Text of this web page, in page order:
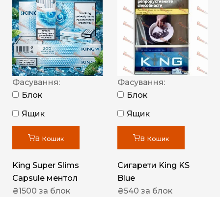
Фасування:
Блок
Ящик
В Кошик
King Super Slims
Capsule ментол
₴1500 за блок
Фасування:
Блок
Ящик
В Кошик
Сигарети King KS
Blue
₴540 за блок